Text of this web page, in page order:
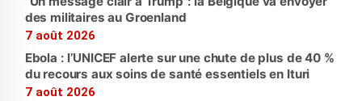
des militaires au Groenland
7 août 2026
Ebola : l’UNICEF alerte sur une chute de plus de 40 %
du recours aux soins de santé essentiels en Ituri
7 août 2026